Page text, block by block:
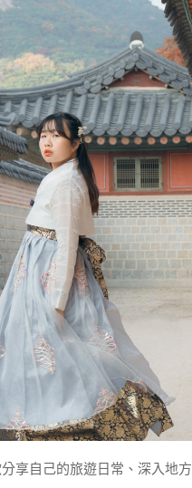
享自己的旅遊日常、深入地方